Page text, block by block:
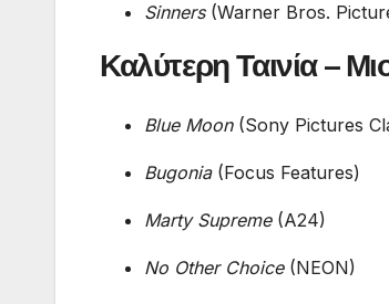
Sinners(Warner Bros.
Καλύτερη Ταινία –
Blue Moon(Sony Pictures
Bugonia(Focus Features)
Marty Supreme(A24)
No Other Choice(NEON)